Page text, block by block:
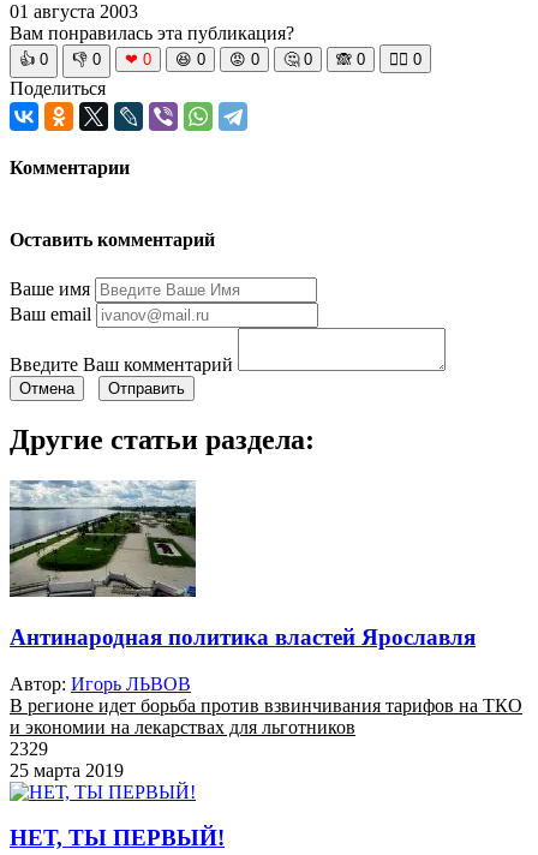
01 августа 2003
Вам понравилась эта публикация?
👍 0 👎 0 ❤ 0 😆 0 😡 0 🤔 0 🙈 0 🧘‍♀️ 0
Поделиться
Комментарии
Оставить комментарий
Ваше имя
Ваш email
Введите Ваш комментарий
Отмена Отправить
Другие статьи раздела:
Антинародная политика властей Ярославля
Автор: Игорь ЛЬВОВ
В регионе идет борьба против взвинчивания тарифов на ТКО
и экономии на лекарствах для льготников
2329
25 марта 2019
НЕТ, ТЫ ПЕРВЫЙ!